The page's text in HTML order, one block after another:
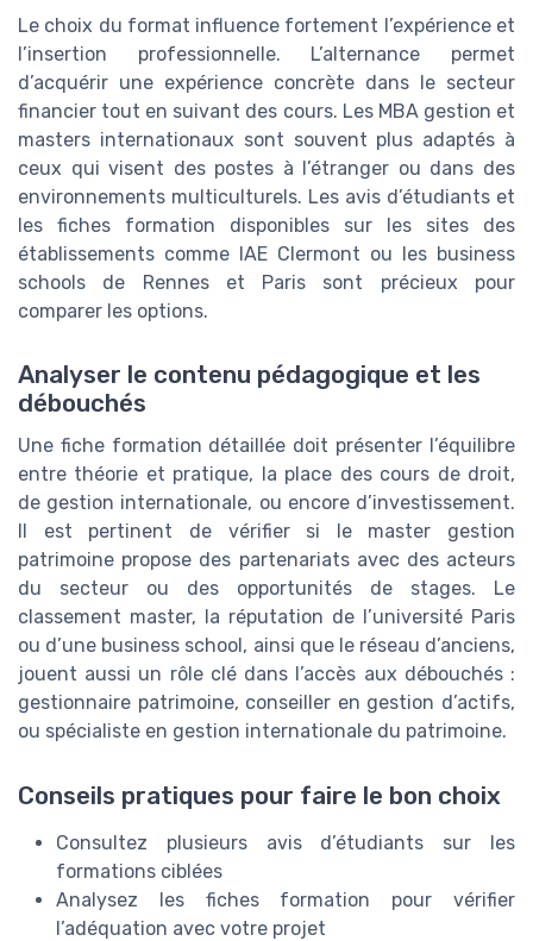
Le choix du format influence fortement l’expérience et
l’insertion professionnelle. L’alternance permet
d’acquérir une expérience concrète dans le secteur
financier tout en suivant des cours. Les MBA gestion et
masters internationaux sont souvent plus adaptés à
ceux qui visent des postes à l’étranger ou dans des
environnements multiculturels. Les avis d’étudiants et
les fiches formation disponibles sur les sites des
établissements comme IAE Clermont ou les business
schools de Rennes et Paris sont précieux pour
comparer les options.
Analyser le contenu pédagogique et les
débouchés
Une fiche formation détaillée doit présenter l’équilibre
entre théorie et pratique, la place des cours de droit,
de gestion internationale, ou encore d’investissement.
Il est pertinent de vérifier si le master gestion
patrimoine propose des partenariats avec des acteurs
du secteur ou des opportunités de stages. Le
classement master, la réputation de l’université Paris
ou d’une business school, ainsi que le réseau d’anciens,
jouent aussi un rôle clé dans l’accès aux débouchés :
gestionnaire patrimoine, conseiller en gestion d’actifs,
ou spécialiste en gestion internationale du patrimoine.
Conseils pratiques pour faire le bon choix
Consultez plusieurs avis d’étudiants sur les
formations ciblées
Analysez les fiches formation pour vérifier
l’adéquation avec votre projet